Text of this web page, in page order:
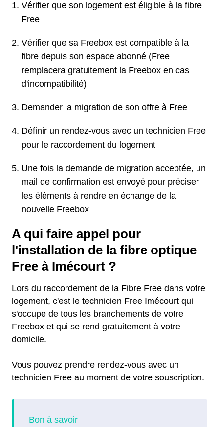
Vérifier que son logement est éligible à la fibre
Free
Vérifier que sa Freebox est compatible à la
fibre depuis son espace abonné (Free
remplacera gratuitement la Freebox en cas
d'incompatibilité)
Demander la migration de son offre à Free
Définir un rendez-vous avec un technicien Free
pour le raccordement du logement
Une fois la demande de migration acceptée, un
mail de confirmation est envoyé pour préciser
les éléments à rendre en échange de la
nouvelle Freebox
A qui faire appel pour
l'installation de la fibre optique
Free à Imécourt ?
Lors du raccordement de la Fibre Free dans votre
logement, c'est le technicien Free Imécourt qui
s'occupe de tous les branchements de votre
Freebox et qui se rend gratuitement à votre
domicile.
Vous pouvez prendre rendez-vous avec un
technicien Free au moment de votre souscription.